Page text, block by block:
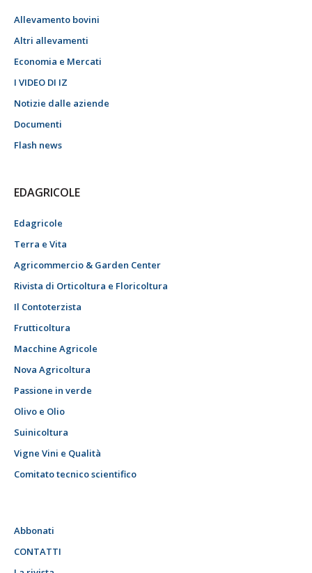
Allevamento bovini
Altri allevamenti
Economia e Mercati
I VIDEO DI IZ
Notizie dalle aziende
Documenti
Flash news
EDAGRICOLE
Edagricole
Terra e Vita
Agricommercio & Garden Center
Rivista di Orticoltura e Floricoltura
Il Contoterzista
Frutticoltura
Macchine Agricole
Nova Agricoltura
Passione in verde
Olivo e Olio
Suinicoltura
Vigne Vini e Qualità
Comitato tecnico scientifico
Abbonati
CONTATTI